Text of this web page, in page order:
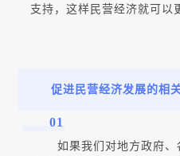
支持，这样民营经济就可以
促进民营经济发展的相
01
如果我们对地方政府